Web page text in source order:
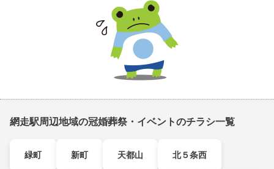
網走駅周辺地域の冠婚葬祭・イベントのチラシ一覧
緑町 新町 天都山 北５条西